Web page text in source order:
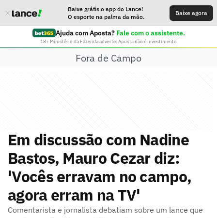
Baixe grátis o app do Lance!
O esporte na palma da mão.
Baixe agora
Ajuda com Aposta? Fale com o assistente.
18+ Ministério da Fazenda adverte: Aposta não é investimento
Fora de Campo
Em discussão com Nadine
Bastos, Mauro Cezar diz:
'Vocês erravam no campo,
agora erram na TV'
Comentarista e jornalista debatiam sobre um lance que